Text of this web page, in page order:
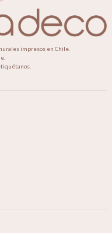
impresos en Chile.